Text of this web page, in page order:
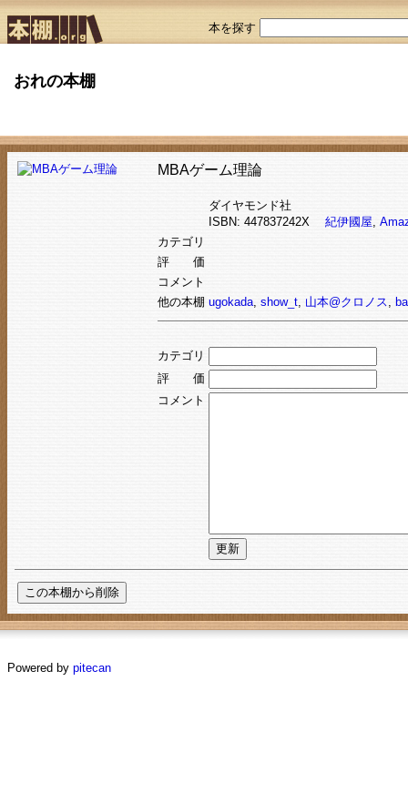
本を探す
おれの本棚
MBAゲーム理論
ダイヤモンド社
ISBN: 447837242X 紀伊國屋,
カテゴリ
評 価
コメント
他の本棚 ugokada, show_t, 山本@クロノス,
カテゴリ
評 価
コメント
Powered by pitecan